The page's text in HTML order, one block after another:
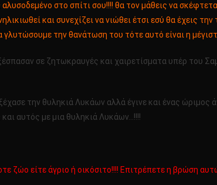
στο σπίτι σου!!!! θα τον μάθεις να
και συνεχίζει να νιώθει έτσι εσύ θα έχεις
την θανάτωση του τότε αυτό είναι η
σε ζητωκραυγές και χαιρετίσματα υπέρ του
την θυληκιά Λυκάων αλλά έγινε και ένας
και αυτός με μια θυληκιά Λυκάων…!!!!
ζώο είτε άγριο ή οικόσιτο!!!! Επιτρέπετε η βρώση